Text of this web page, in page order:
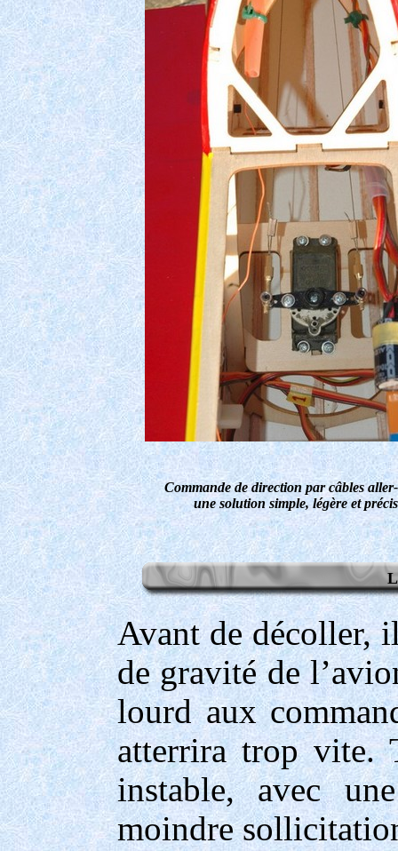
Commande de direction par câbles
une solution simple, légère et
Avant de décoller,
de gravité de
lourd aux
atterrira trop vite.
instable, avec
moindre